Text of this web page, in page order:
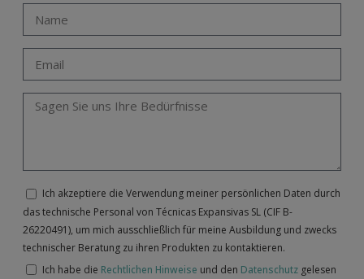
Ich akzeptiere die Verwendung meiner persönlichen Daten durch
das technische Personal von Técnicas Expansivas SL (CIF B-
26220491), um mich ausschließlich für meine Ausbildung und zwecks
technischer Beratung zu ihren Produkten zu kontaktieren.
Ich habe die Rechtlichen Hinweise und den Datenschutz gelesen